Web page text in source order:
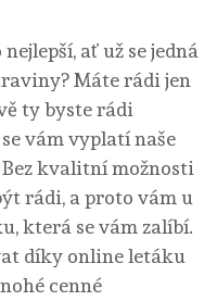
ať už se jedná
Máte rádi jen
ty byste rádi
vám vyplatí naše
kvalitní možnosti
rádi, a proto vám u
která se vám zalíbí.
díky onlineletáku
cenné